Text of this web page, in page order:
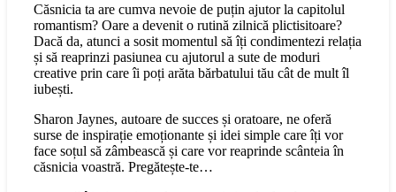
Căsnicia ta are cumva nevoie de puțin ajutor la capitolul
romantism? Oare a devenit o rutină zilnică plictisitoare?
Dacă da, atunci a sosit momentul să îți condimentezi relația
și să reaprinzi pasiunea cu ajutorul a sute de moduri
creative prin care îi poți arăta bărbatului tău cât de mult îl
iubești.
Sharon Jaynes, autoare de succes și oratoare, ne oferă
surse de inspirație emoționante și idei simple care îți vor
face soțul să zâmbească și care vor reaprinde scânteia în
căsnicia voastră. Pregătește-te…